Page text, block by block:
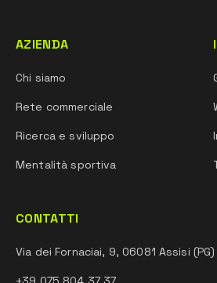
AZIENDA
Chi siamo
Rete commerciale
Ricerca e sviluppo
Mentalità sportiva
CONTATTI
Via dei Fornaciai, 9, 06081 Assisi